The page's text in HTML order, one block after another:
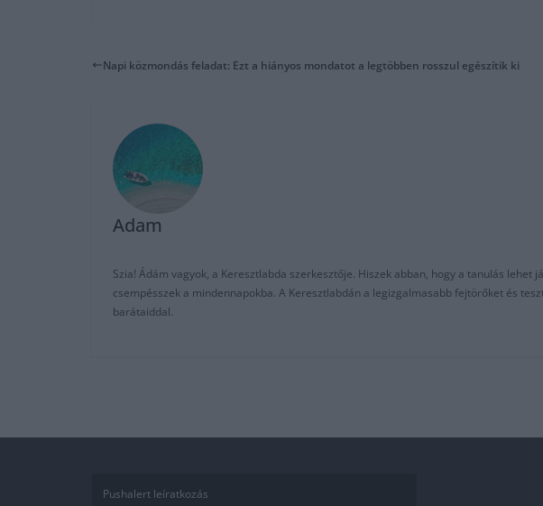
Napi közmondás feladat: Ezt a hiányos mondatot a legtöbben rosszul egészítik ki
Adam
Szia! Ádám vagyok, a Keresztlabda szerkesztője. Hiszek abban, hogy a tanulás
csempésszek a mindennapokba. A Keresztlabdán a legizgalmasabb fejtörőket és
barátaiddal.
Pushalert leíratkozás